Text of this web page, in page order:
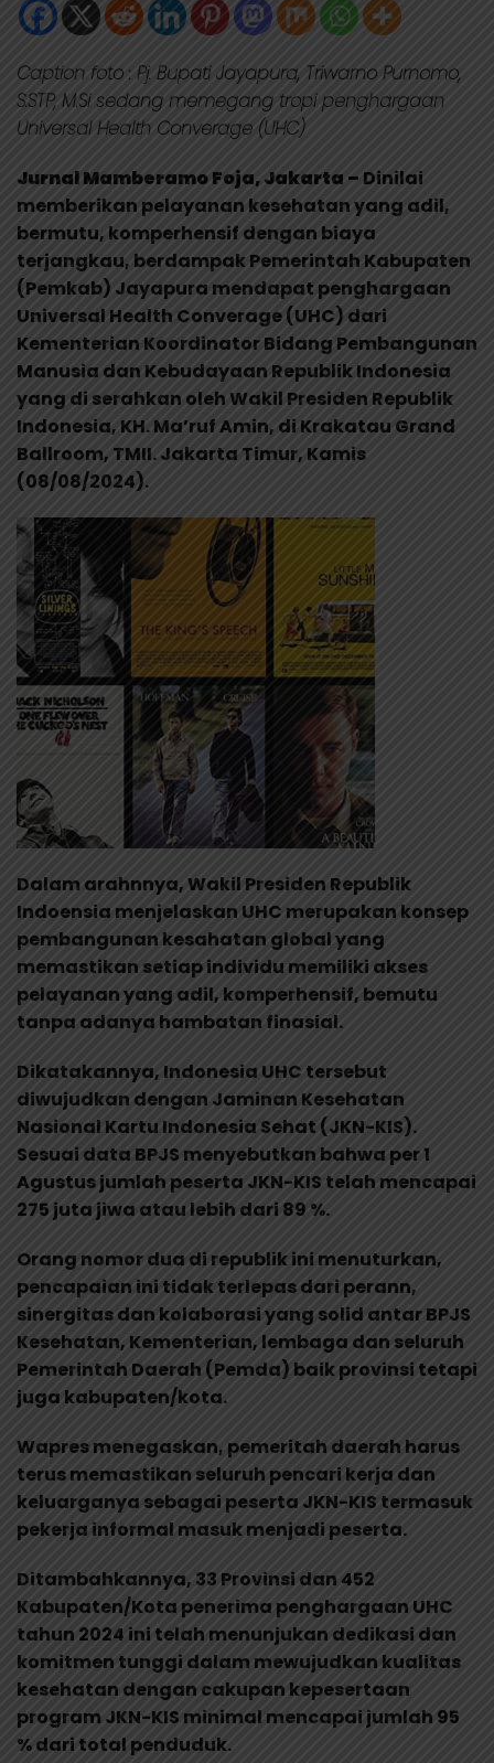
Caption foto : Pj. Bupati Jayapura, Triwarno Purnomo,
S.STP, M.Si sedang memegang tropi penghargaan
Universal Health Converage (UHC)
Jurnal Mamberamo Foja, Jakarta – Dinilai
memberikan pelayanan kesehatan yang adil,
bermutu, komperhensif dengan biaya
terjangkau, berdampak Pemerintah Kabupaten
(Pemkab) Jayapura mendapat penghargaan
Universal Health Converage (UHC) dari
Kementerian Koordinator Bidang Pembangunan
Manusia dan Kebudayaan Republik Indonesia
yang di serahkan oleh Wakil Presiden Republik
Indonesia, KH. Ma’ruf Amin, di Krakatau Grand
Ballroom, TMII. Jakarta Timur, Kamis
(08/08/2024).
Dalam arahnnya, Wakil Presiden Republik
Indoensia menjelaskan UHC merupakan konsep
pembangunan kesahatan global yang
memastikan setiap individu memiliki akses
pelayanan yang adil, komperhensif, bemutu
tanpa adanya hambatan finasial.
Dikatakannya, Indonesia UHC tersebut
diwujudkan dengan Jaminan Kesehatan
Nasional Kartu Indonesia Sehat (JKN-KIS).
Sesuai data BPJS menyebutkan bahwa per 1
Agustus jumlah peserta JKN-KIS telah mencapai
275 juta jiwa atau lebih dari 89 %.
Orang nomor dua di republik ini menuturkan,
pencapaian ini tidak terlepas dari perann,
sinergitas dan kolaborasi yang solid antar BPJS
Kesehatan, Kementerian, lembaga dan seluruh
Pemerintah Daerah (Pemda) baik provinsi tetapi
juga kabupaten/kota.
Wapres menegaskan, pemeritah daerah harus
terus memastikan seluruh pencari kerja dan
keluarganya sebagai peserta JKN-KIS termasuk
pekerja informal masuk menjadi peserta.
Ditambahkannya, 33 Provinsi dan 452
Kabupaten/Kota penerima penghargaan UHC
tahun 2024 ini telah menunjukan dedikasi dan
komitmen tunggi dalam mewujudkan kualitas
kesehatan dengan cakupan kepesertaan
program JKN-KIS minimal mencapai jumlah 95
% dari total penduduk.